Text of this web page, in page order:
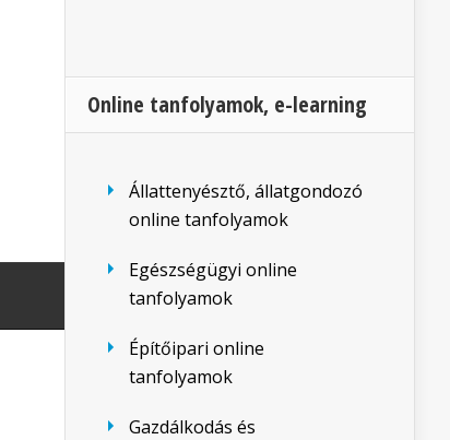
Online tanfolyamok, e-learning
Állattenyésztő, állatgondozó
online tanfolyamok
Egészségügyi online
tanfolyamok
Építőipari online
tanfolyamok
Gazdálkodás és